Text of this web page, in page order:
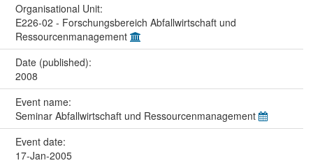
Organisational Unit:
E226-02 - Forschungsbereich Abfallwirtschaft und
Ressourcenmanagement
Date (published):
2008
Event name:
Seminar Abfallwirtschaft und Ressourcenmanagement
Event date:
17-Jan-2005